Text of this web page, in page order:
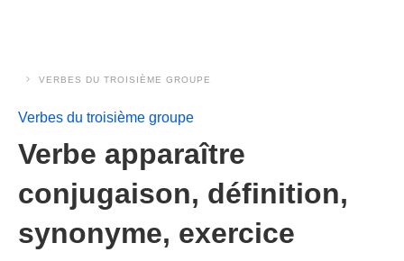
VERBES DU TROISIÈME GROUPE
Verbes du troisième groupe
Verbe apparaître
conjugaison, définition,
synonyme, exercice